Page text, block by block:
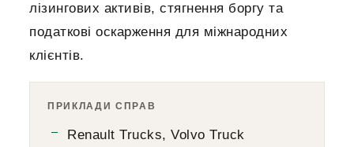
лізингових активів, стягнення боргу та
податкові оскарження для міжнародних
клієнтів.
ПРИКЛАДИ СПРАВ
Renault Trucks, Volvo Truck